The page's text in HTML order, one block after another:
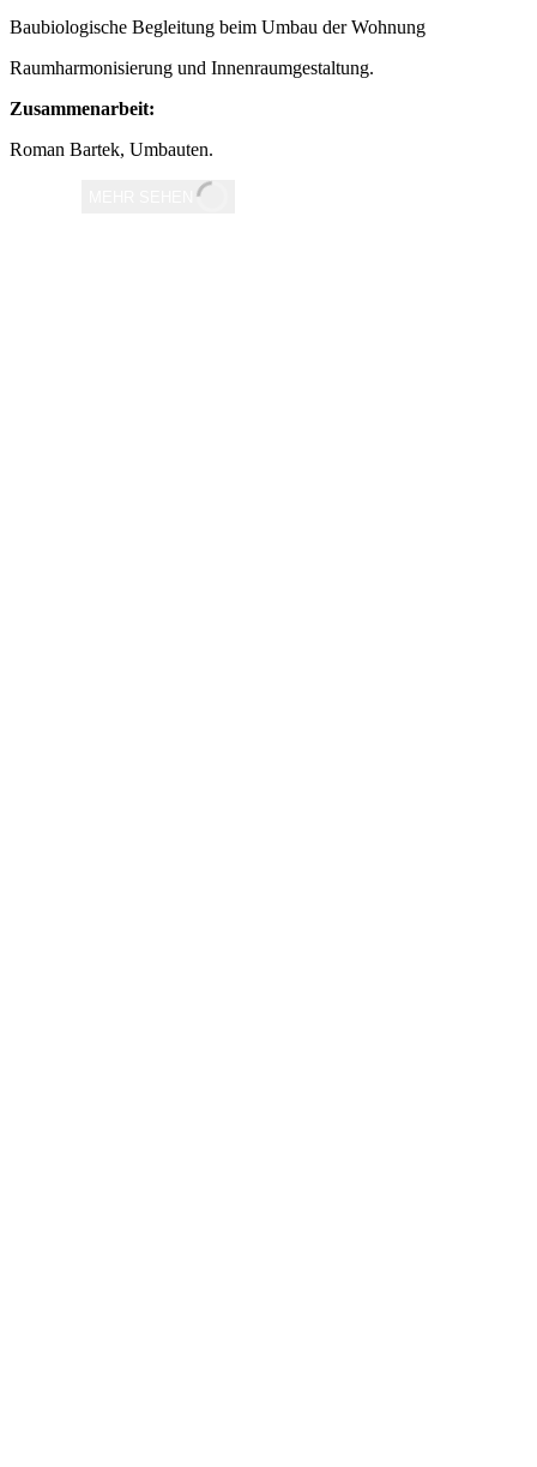
Baubiologische Begleitung beim Umbau der Wohnung
Raumharmonisierung und Innenraumgestaltung.
Zusammenarbeit:
Roman Bartek, Umbauten.